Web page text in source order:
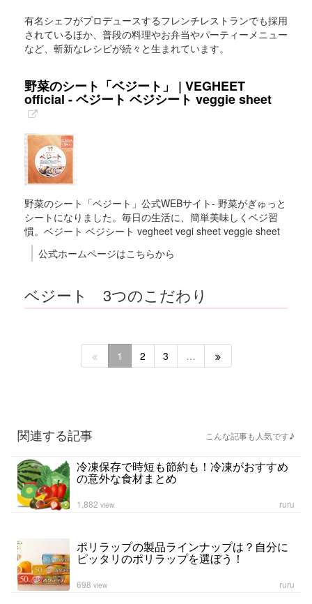
有名シェフがプロデュースするフレンチレストランでも採用
されているほか、普段の料理やお弁当やパーティーメニュー
など、斬新なレシピが続々と生まれています。
野菜のシート「ベジート」 | VEGHEET
official - ベジート ベジシート veggie sheet
野菜のシート「ベジート」公式WEBサイト- 野菜がぎゅっと
シートになりました。毎日の生活に、簡単美味しくベジ習
慣。ベジート ベジシート vegheet vegi sheet veggie sheet
公式ホームページはこちらから
ベジート 3つのこだわり
1 2 3 …
関連する記事 こんな記事も人気です♪
冷凍保存で時短も節約も！冷凍がおすすめ
の意外な食材まとめ
ruru
1,882 view
ポリラップの製品ラインナップは？自分に
ピッタリのポリラップを選ぼう！
ruru
698 view